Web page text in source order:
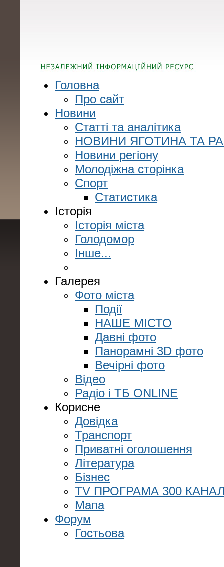
Головна
Про сайт
Новини
Статті та аналітика
НОВИНИ ЯГОТИНА ТА
Новини регіону
Молодіжна сторінка
Спорт
Статистика
Історія
Історія міста
Голодомор
Інше...
Галерея
Фото міста
Події
НАШЕ МІСТО
Давні фото
Панорамні 3D фото
Вечірні фото
Відео
Радіо і ТБ ONLINE
Корисне
Довідка
Транспорт
Приватні оголошення
Література
Бізнес
TV ПРОГРАМА 300
Мапа
Форум
Гостьова